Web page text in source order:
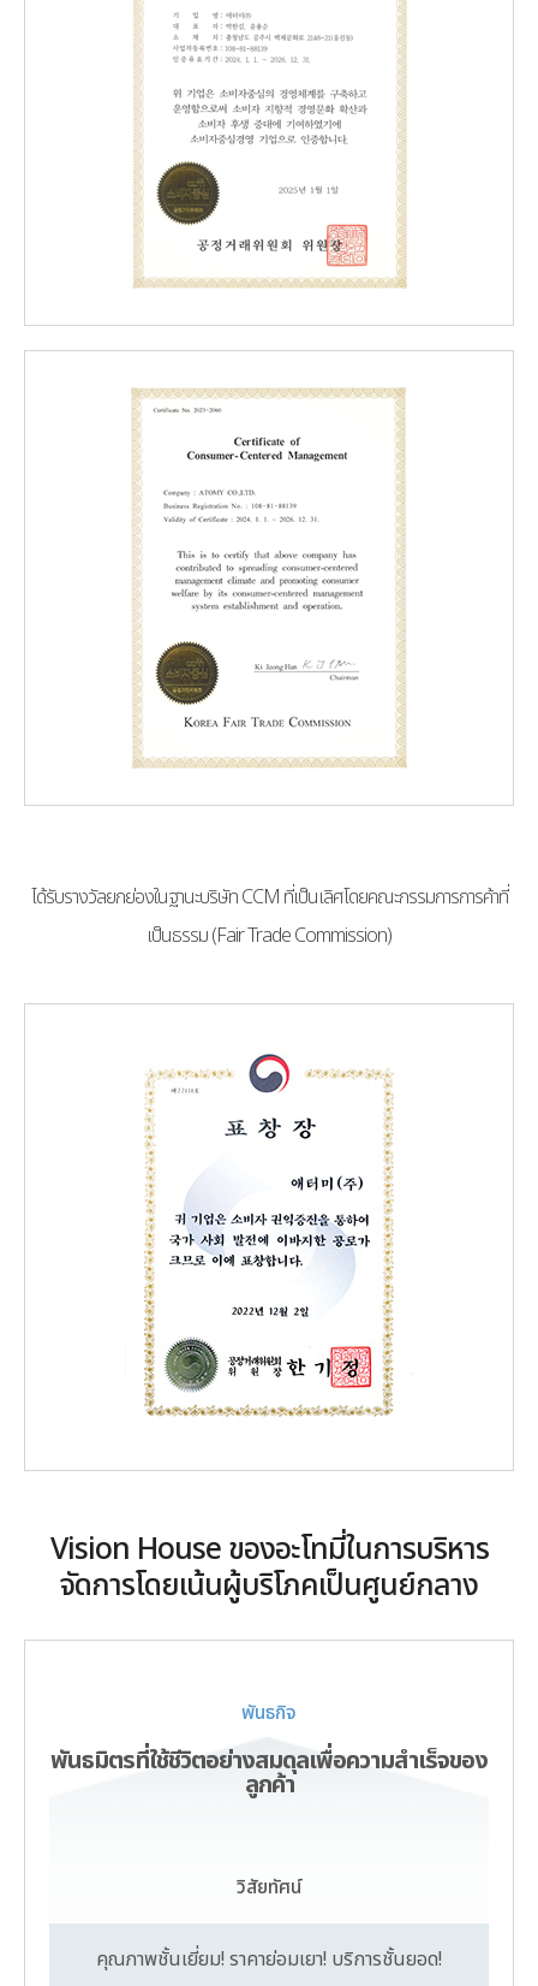
ได้รับรางวัลยกย่องในฐานะบริษัท CCM ที่เป็นเลิศโดยคณะกรรมการการค้าที่
เป็นธรรม (Fair Trade Commission)
Vision House ของอะโทมี่ในการบริหาร
จัดการโดยเน้นผู้บริโภคเป็นศูนย์กลาง
พันธกิจ
พันธมิตรที่ใช้ชีวิตอย่างสมดุลเพื่อความสำเร็จของ
ลูกค้า
วิสัยทัศน์
คุณภาพชั้นเยี่ยม! ราคาย่อมเยา! บริการชั้นยอด!